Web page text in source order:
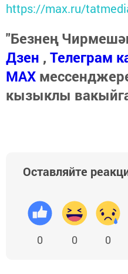
https://max.ru/
"Безнең
Дзен , Телеграм
МАХ
кызыклы
Оставляйте
0 0 0